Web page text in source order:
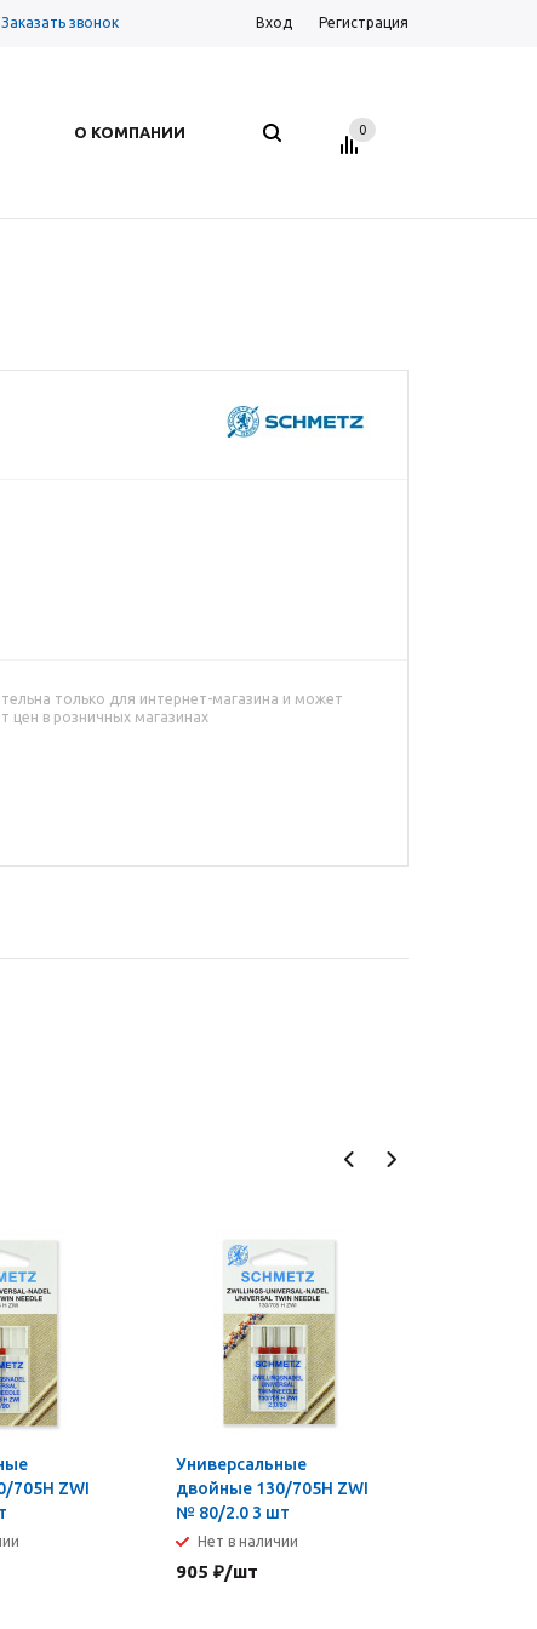
Заказать звонок Вход Регистрация
О КОМПАНИИ 0
только для интернет-магазина и может
цен в розничных магазинах
705H ZWI
Универсальные
двойные 130/705H ZWI
№ 80/2.0 3 шт
Нет в наличии
905 ₽/шт